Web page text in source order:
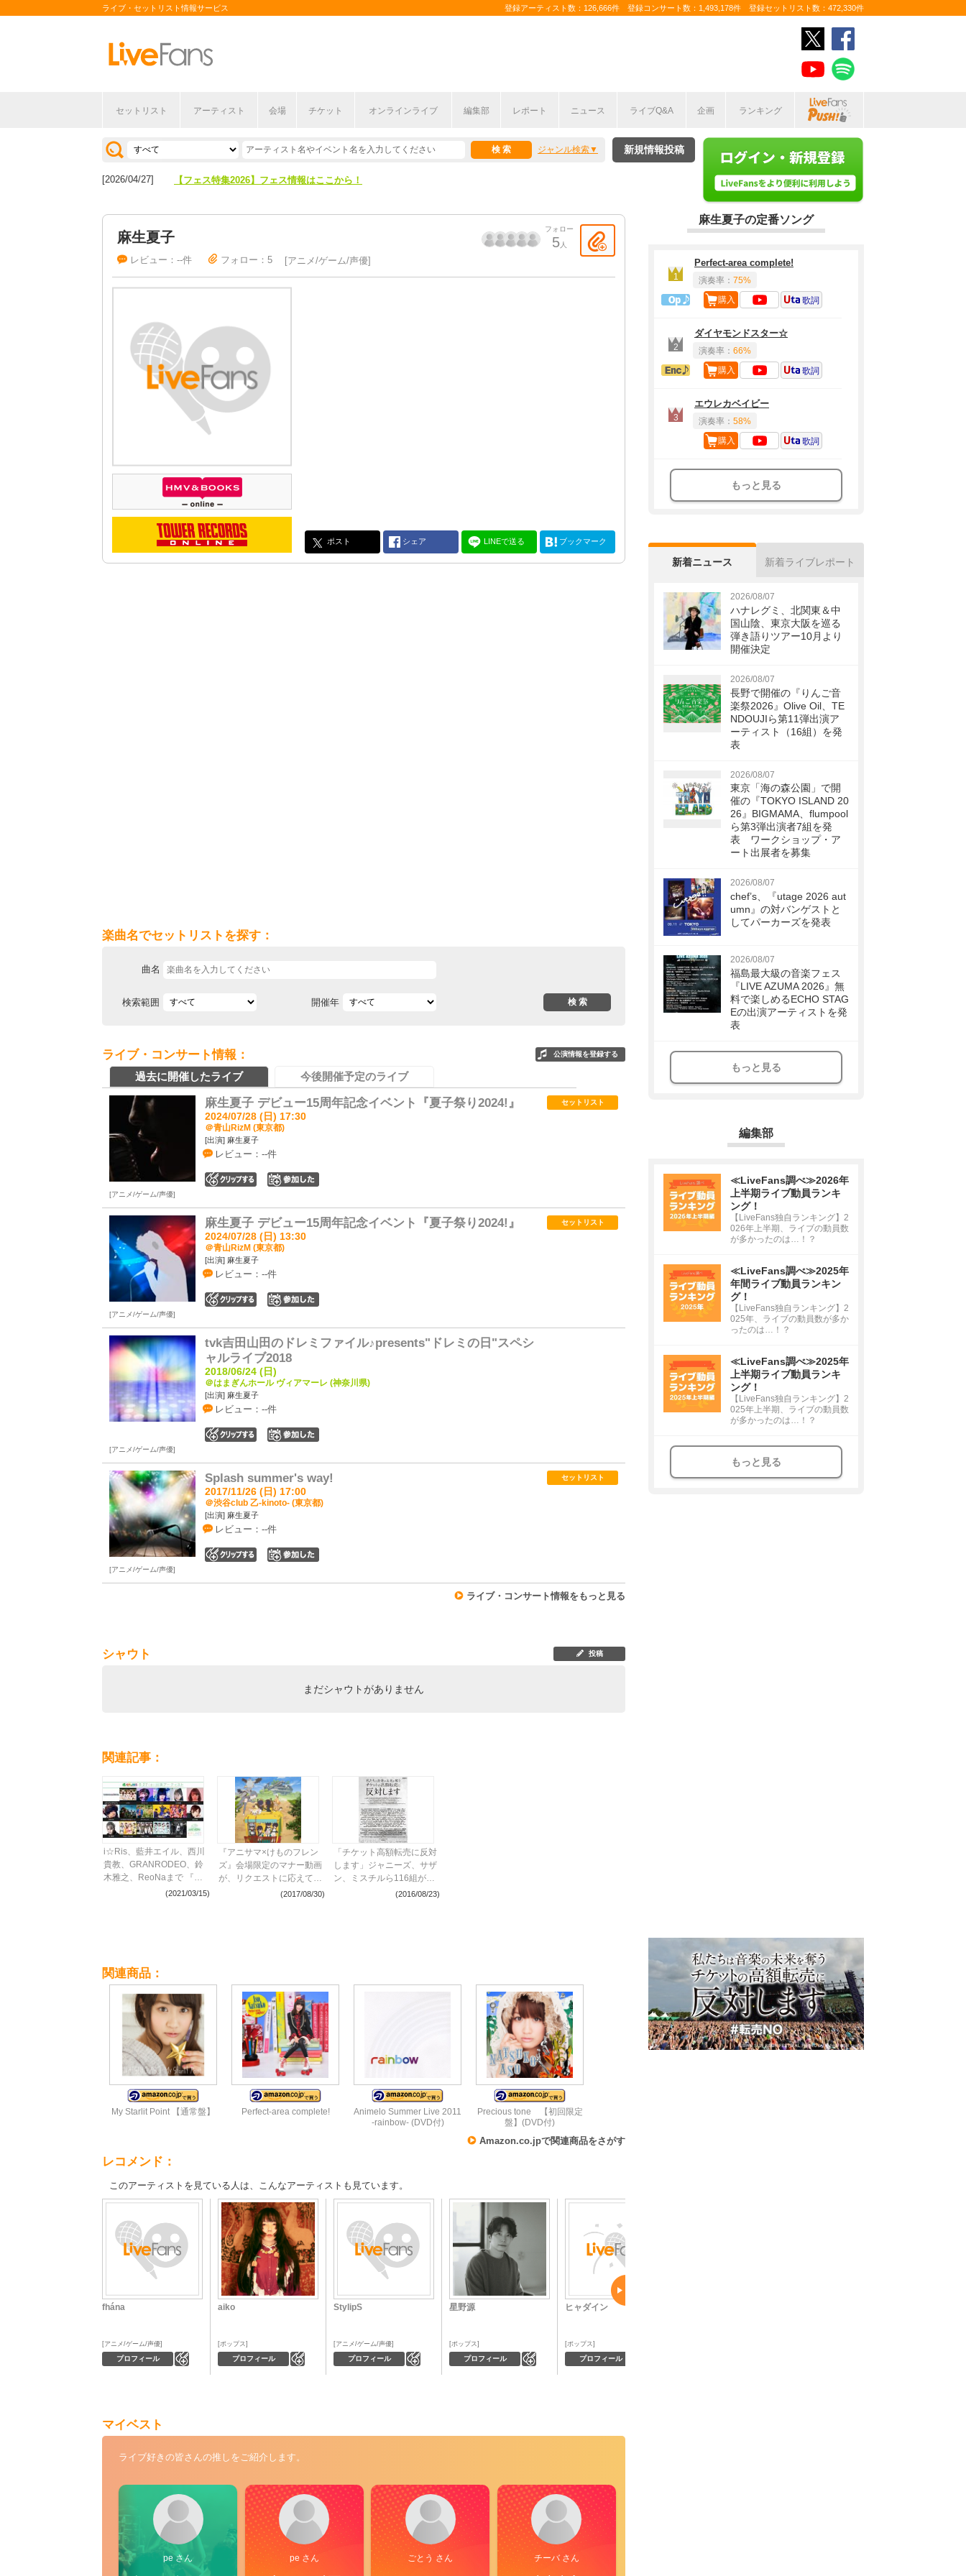
ライブ・セットリスト情報サービス 登録アーティスト数：126,666件 登録コンサート数：1,493,178件 登録セットリスト数：472,330件
セットリスト アーティスト 会場 チケット オンラインライブ 編集部 レポート ニュース ライブQ&A 企画 ランキング
ジャンル検索
[2026/07/28] 【ライブ動員ランキング】2026年上半期編発表！
[2026/04/27] 【フェス特集2026】フェス情報はここから！
新規情報投稿
麻生夏子
フォロー
5人
レビュー：--件 フォロー：5 アニメ/ゲーム/声優
ポスト シェア LINEで送る ブックマーク
楽曲名でセットリストを探す：
曲名
検索範囲 開催年
ライブ・コンサート情報： 公演情報を登録する
過去に開催したライブ 今後開催予定のライブ
麻生夏子 デビュー15周年記念イベント『夏子祭り2024!』
2024/07/28 (日) 17:30
＠青山RizM (東京都)
[出演] 麻生夏子
レビュー：--件
セットリスト
アニメ/ゲーム/声優
麻生夏子 デビュー15周年記念イベント『夏子祭り2024!』
2024/07/28 (日) 13:30
＠青山RizM (東京都)
[出演] 麻生夏子
レビュー：--件
セットリスト
アニメ/ゲーム/声優
tvk吉田山田のドレミファイル♪presents"ドレミの日"スペシ
ャルライブ2018
2018/06/24 (日)
＠はまぎんホール ヴィアマーレ (神奈川県)
[出演] 麻生夏子
レビュー：--件
アニメ/ゲーム/声優
Splash summer's way!
2017/11/26 (日) 17:00
＠渋谷club 乙-kinoto- (東京都)
[出演] 麻生夏子
レビュー：--件
セットリスト
アニメ/ゲーム/声優
ライブ・コンサート情報をもっと見る
シャウト 投稿
まだシャウトがありません
関連記事：
i☆Ris、藍井エイル、西川
貴教、GRANRODEO、鈴
木雅之、ReoNaまで 『ア
ニサマ2021』出演アーテ
(2021/03/15)
『アニサマ×けものフレン
ズ』会場限定のマナー動画
が、リクエストに応えて
Youtubeで公開に(2017/08/30)
「チケット高額転売に反対
します」ジャニーズ、サザ
ン、ミスチルら116組が共
(2016/08/23)
関連商品：
My Starlit Point 【通常盤】 Perfect-area complete!
Animelo Summer Live 2011
-rainbow- (DVD付)
Precious tone 【初回限定
盤】(DVD付)
Amazon.co.jpで関連商品をさがす
レコメンド：
このアーティストを見ている人は、こんなアーティストも見ています。
fhána
プロフィール
アニメ/ゲーム/声優
aiko
プロフィール
ポップス
StylipS
プロフィール
アニメ/ゲーム/声優
星野源
プロフィール
ポップス
ヒャダイン
プロフィール
ポップス
マイベスト
ライブ好きの皆さんの推しをご紹介します。
pe さん pe さん ごとう さん チーバ さん
麻生夏子の定番ソング
1
Perfect-area complete!
演奏率： 75%
1曲目定番
購入 歌詞
2
ダイヤモンドスター☆
演奏率： 66%
アンコール定番
購入 歌詞
3
エウレカベイビー
演奏率： 58%
購入 歌詞
もっと見る
新着ニュース 新着ライブレポート
2026/08/07
ハナレグミ、北関東＆中
国山陰、東京大阪を巡る
弾き語りツアー10月より
開催決定
2026/08/07
長野で開催の『りんご音
楽祭2026』Olive Oil、TE
NDOUJIら第11弾出演ア
ーティスト（16組）を発
表
2026/08/07
東京「海の森公園」で開
催の『TOKYO ISLAND 20
26』BIGMAMA、flumpool
ら第3弾出演者7組を発
表 ワークショップ・ア
ート出展者を募集
2026/08/07
chef’s、『utage 2026 aut
umn』の対バンゲストと
してパーカーズを発表
2026/08/07
福島最大級の音楽フェス
『LIVE AZUMA 2026』無
料で楽しめるECHO STAG
Eの出演アーティストを発
表
もっと見る
編集部
≪LiveFans調べ≫2026年
上半期ライブ動員ランキ
ング！
【LiveFans独自ランキング】2
026年上半期、ライブの動員数
が多かったのは…！？
≪LiveFans調べ≫2025年
年間ライブ動員ランキン
グ！
【LiveFans独自ランキング】2
025年、ライブの動員数が多か
ったのは…！？
≪LiveFans調べ≫2025年
上半期ライブ動員ランキ
ング！
【LiveFans独自ランキング】2
025年上半期、ライブの動員数
が多かったのは…！？
もっと見る